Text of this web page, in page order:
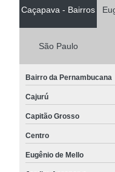
Caçapava - Bairros
São Paulo
Bairro da Pernambucana
Cajurú
Capitão Grosso
Centro
Eugênio de Mello